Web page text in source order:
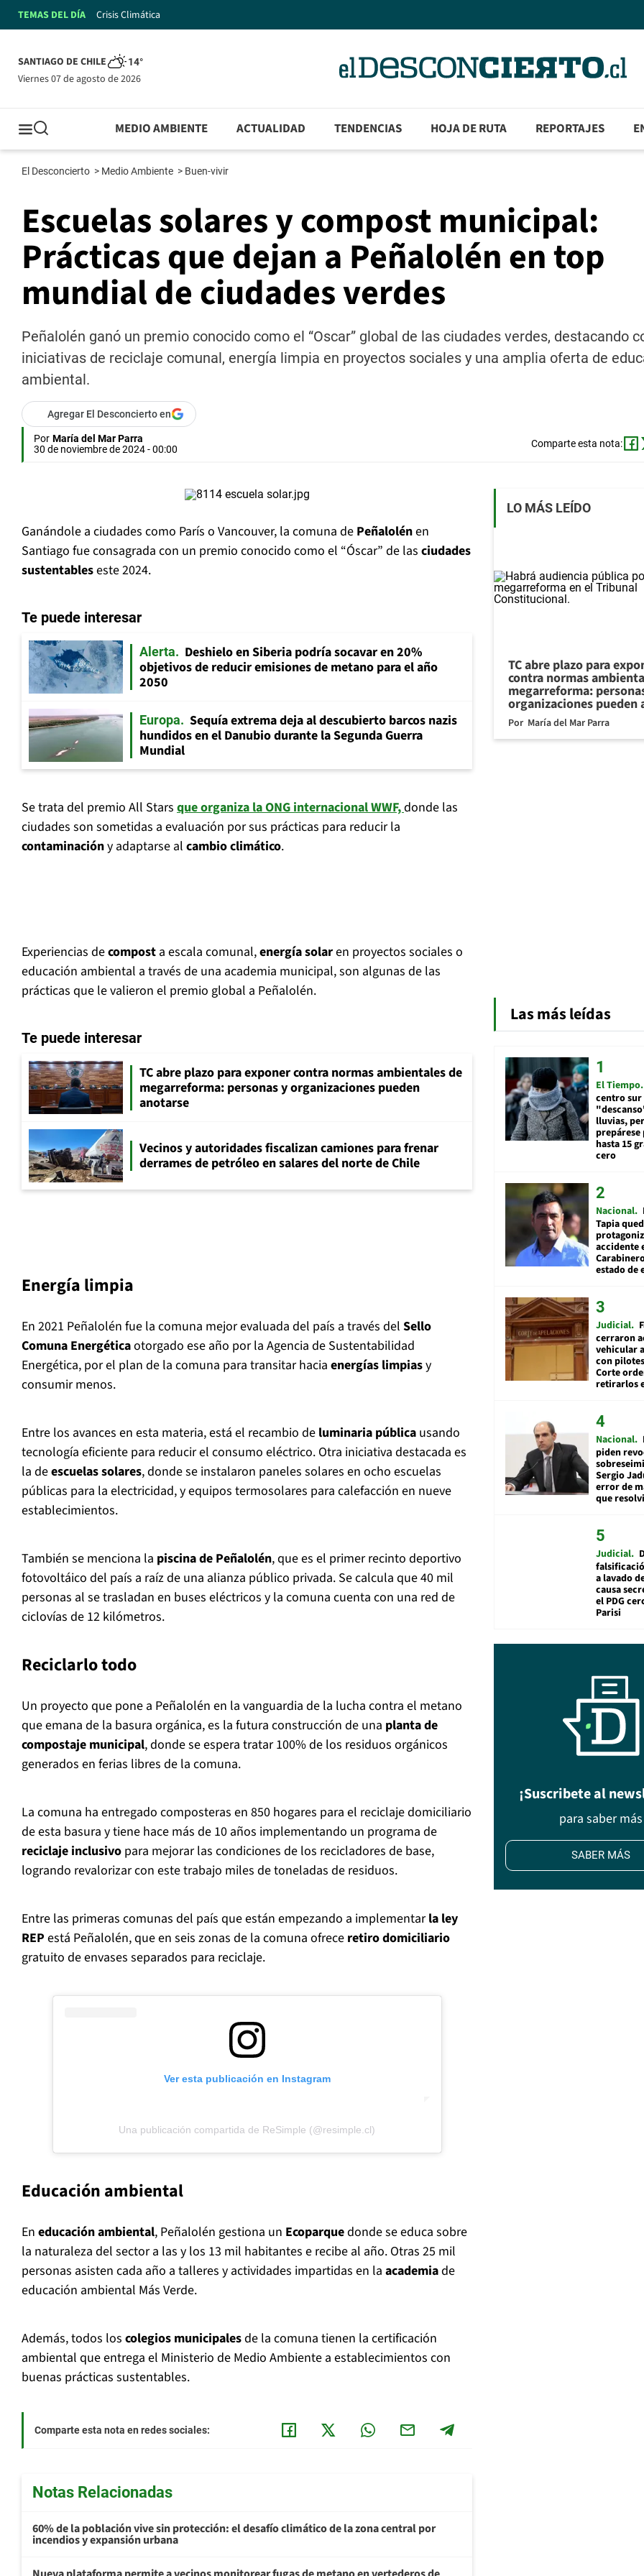
TEMAS DEL DÍA Crisis Climática
SANTIAGO DE CHILE 14°
viernes 07 de agosto de 2026
MEDIO AMBIENTE ACTUALIDAD TENDENCIAS HOJA DE RUTA REPORTAJES
El Desconcierto > Medio Ambiente > Buen-vivir
Escuelas solares y compost municipal:
Prácticas que dejan a Peñalolén en top
mundial de ciudades verdes
Peñalolén ganó un premio conocido como el “Oscar” global de las ciudades verdes, destacando
iniciativas de reciclaje comunal, energía limpia en proyectos sociales y una amplia oferta de
ambiental.
Agregar El Desconcierto en
Por María del Mar Parra
30 de noviembre de 2024 - 00:00
Comparte esta nota:
Ganándole a ciudades como París o Vancouver, la comuna de Peñalolénen
Santiago fue consagrada con un premio conocido como el “Óscar” de las ciudades
sustentableseste 2024.
Te puede interesar
Alerta
Deshielo en Siberia podría socavar en 20%
objetivos de reducir emisiones de metano para el año
2050
Europa
Sequía extrema deja al descubierto barcos nazis
hundidos en el Danubio durante la Segunda Guerra
Mundial
Se trata del premio All Stars que organiza la ONG internacional WWF,donde las
ciudades son sometidas a evaluación por sus prácticas para reducir la
contaminacióny adaptarse al cambio climático.
Experiencias decompost a escala comunal,energía solaren proyectos sociales o
educación ambiental a través de una academia municipal, son algunas de las
prácticas que le valieron el premio global a Peñalolén.
Te puede interesar
TC abre plazo para exponer contra normas ambientales de
megarreforma: personas y organizaciones pueden
anotarse
Vecinos y autoridades fiscalizan camiones para frenar
derrames de petróleo en salares del norte de Chile
Energía limpia
En 2021 Peñalolén fue la comuna mejor evaluada del país a través del Sello
Comuna Energéticaotorgado ese año por la Agencia de Sustentabilidad
Energética, por el plan de la comuna para transitar hacia energías limpiasy
consumir menos.
Entre los avances en esta materia, está el recambio de luminaria pública usando
tecnología eficiente para reducir el consumo eléctrico. Otra iniciativa destacada es
la deescuelas solares, donde se instalaron paneles solares en ocho escuelas
públicas para la electricidad, y equipos termosolares para calefacción en nueve
establecimientos.
También se menciona la piscina de Peñalolén, que es el primer recinto deportivo
fotovoltáico del país a raíz de una alianza público privada. Se calcula que 40 mil
personas al se trasladan en buses eléctricos y la comuna cuenta con una red de
ciclovías de 12 kilómetros.
Reciclarlo todo
Un proyecto que pone a Peñalolén en la vanguardia de la lucha contra el metano
que emana de la basura orgánica, es la futura construcción de una planta de
compostaje municipal, donde se espera tratar 100% de los residuos orgánicos
generados en ferias libres de la comuna.
La comuna ha entregado composteras en 850 hogares para el reciclaje domiciliario
de esta basura y tiene hace más de 10 años implementando un programa de
reciclaje inclusivo para mejorar las condiciones de los recicladores de base,
logrando revalorizar con este trabajo miles de toneladas de residuos.
Entre las primeras comunas del país que están empezando a implementarla ley
REP está Peñalolén, que en seis zonas de la comuna ofrece retiro domiciliario
gratuito de envases separados para reciclaje.
Ver esta publicación en Instagram
Una publicación compartida de ReSimple (@resimple.cl)
Educación ambiental
En educación ambiental, Peñalolén gestiona un Ecoparquedonde se educa sobre
la naturaleza del sector a las y los 13 mil habitantes e recibe al año. Otras 25 mil
personas asisten cada año a talleres y actividades impartidas en la academiade
educación ambiental Más Verde.
Además, todos los colegios municipalesde la comuna tienen la certificación
ambiental que entrega el Ministerio de Medio Ambiente a establecimientos con
buenas prácticas sustentables.
Comparte esta nota en redes sociales:
Notas Relacionadas
60% de la población vive sin protección: el desafío climático de la zona central por
incendios y expansión urbana
LO MÁS LEÍDO
TC abre plazo para
contra normas
megarreforma:
organizaciones pueden
Por María del Mar Parra
Las más leídas
El Tiempo
centro
lluvias,
hasta 15
cero
Nacional
Tapia
accidente
estado de
Judicial
cerraron
vehicular
con
Corte
retirarlos
Nacional
piden
Sergio
error de
que
Judicial
a lavado
causa
el PDG
Parisi
¡Suscribete al
para saber más
SABER MÁS